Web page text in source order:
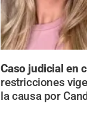
Caso judicial en
restricciones
la causa por